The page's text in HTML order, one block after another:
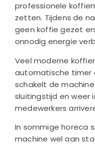
professionele
zetten. Tijdens de
geen koffie gezet
onnodig energie
Veel moderne
automatische timer
schakelt de
sluitingstijd en weer
medewerkers
In sommige horeca
machine wel aan